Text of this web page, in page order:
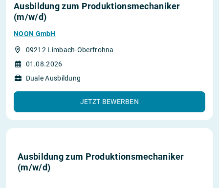
Ausbildung zum Produktionsmechaniker
(m/w/d)
NOON GmbH
09212 Limbach-Oberfrohna
01.08.2026
Duale Ausbildung
JETZT BEWERBEN
Ausbildung zum Produktionsmechaniker
(m/w/d)